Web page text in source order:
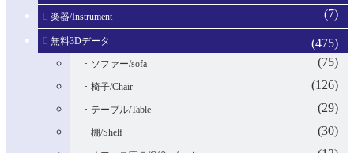
楽器/Instrument (7)
無料3Dデータ (475)
ソファー/sofa (75)
椅子/Chair (126)
テーブル/Table (29)
棚/Shelf (30)